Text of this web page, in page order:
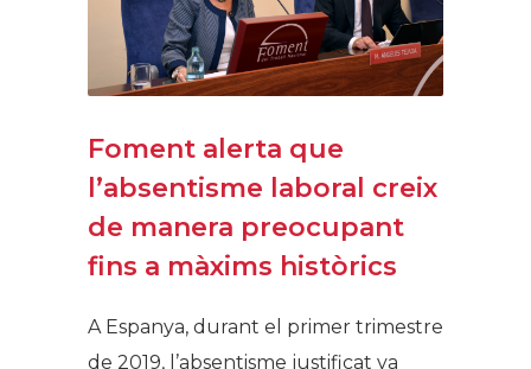
Foment alerta que
l’absentisme laboral creix
de manera preocupant
fins a màxims històrics
A Espanya, durant el primer trimestre
de 2019, l’absentisme justificat va